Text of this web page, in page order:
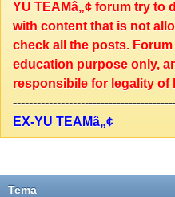
YU TEAMâ„¢ forum try to
with content that is not
check all the posts.
education purpose only,
responsibile for legality of
EX-YU TEAMâ„¢
Tema